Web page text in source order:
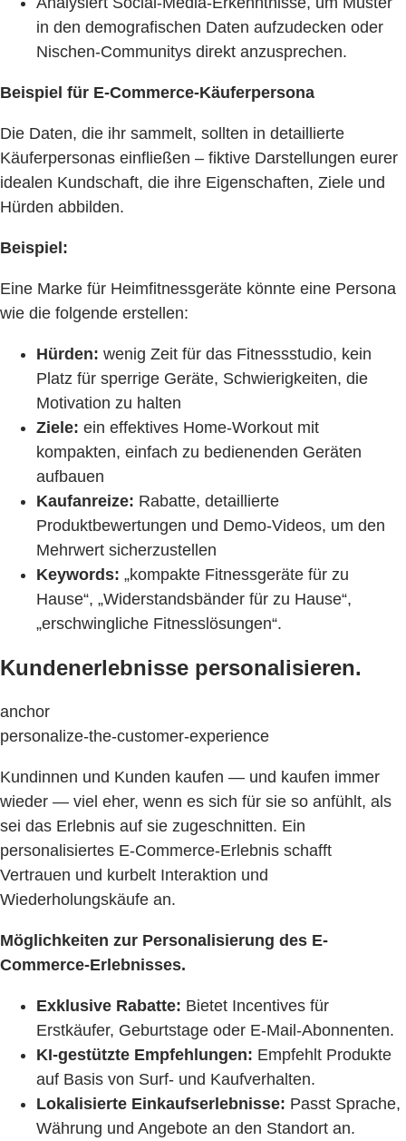
in den demografischen Daten aufzudecken oder
Nischen-Communitys direkt anzusprechen.
Beispiel für E-Commerce-Käuferpersona
Die Daten, die ihr sammelt, sollten in detaillierte
Käuferpersonas einfließen – fiktive Darstellungen eurer
idealen Kundschaft, die ihre Eigenschaften, Ziele und
Hürden abbilden.
Beispiel:
Eine Marke für Heimfitnessgeräte könnte eine Persona
wie die folgende erstellen:
Hürden: wenig Zeit für das Fitnessstudio, kein
Platz für sperrige Geräte, Schwierigkeiten, die
Motivation zu halten
Ziele: ein effektives Home-Workout mit
kompakten, einfach zu bedienenden Geräten
aufbauen
Kaufanreize: Rabatte, detaillierte
Produktbewertungen und Demo-Videos, um den
Mehrwert sicherzustellen
Keywords: „kompakte Fitnessgeräte für zu
Hause“, „Widerstandsbänder für zu Hause“,
„erschwingliche Fitnesslösungen“.
Kundenerlebnisse personalisieren.
anchor
personalize-the-customer-experience
Kundinnen und Kunden kaufen — und kaufen immer
wieder — viel eher, wenn es sich für sie so anfühlt, als
sei das Erlebnis auf sie zugeschnitten. Ein
personalisiertes E-Commerce-Erlebnis schafft
Vertrauen und kurbelt Interaktion und
Wiederholungskäufe an.
Möglichkeiten zur Personalisierung des E-
Commerce-Erlebnisses.
Exklusive Rabatte: Bietet Incentives für
Erstkäufer, Geburtstage oder E-Mail-Abonnenten.
KI-gestützte Empfehlungen: Empfehlt Produkte
auf Basis von Surf- und Kaufverhalten.
Lokalisierte Einkaufserlebnisse: Passt Sprache,
Währung und Angebote an den Standort an.